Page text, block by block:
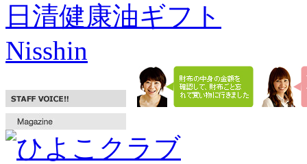
日清健康油ギフト
Nisshin